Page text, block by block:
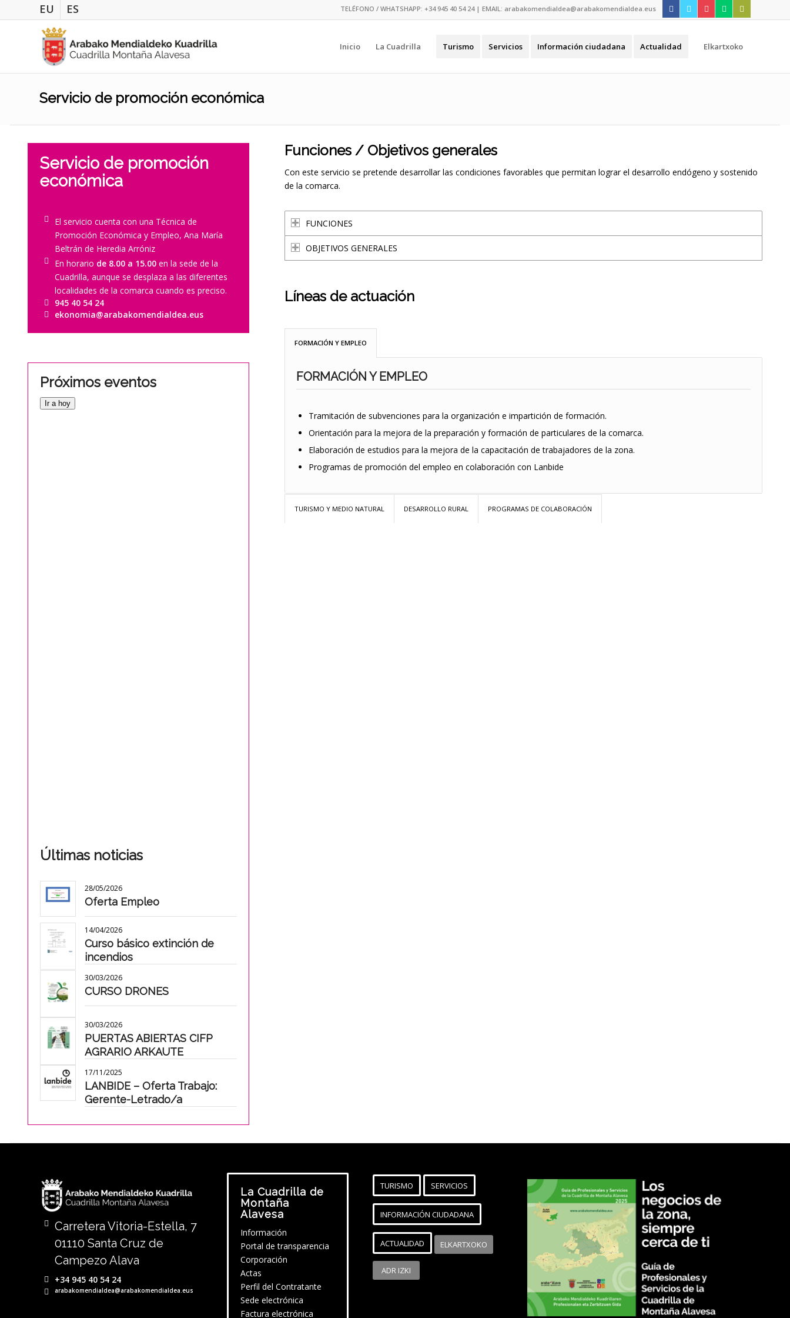
EU ES TELÉFONO / WHATSHAPP: +34 945 40 54 24| EMAIL: arabakomendialdea@arabakomendialdea.eus
Inicio La Cuadrilla Turismo Servicios Información ciudadana Actualidad Elkartxoko
Servicio de promoción económica
Servicio de promoción
económica
El servicio cuenta con una Técnica de
Promoción Económica y Empleo, Ana María
Beltrán de Heredia Arróniz
En horario de 8.00 a 15.00en la sede de la
Cuadrilla, aunque se desplaza a las diferentes
localidades de la comarca cuando es preciso.
945 40 54 24
ekonomia@arabakomendialdea.eus
Próximos eventos
Ir a hoy
Últimas noticias
28/05/2026
Oferta Empleo
14/04/2026
Curso básico extinción de
incendios
30/03/2026
CURSO DRONES
30/03/2026
PUERTAS ABIERTAS CIFP
AGRARIO ARKAUTE
17/11/2025
LANBIDE – Oferta Trabajo:
Gerente-Letrado/a
Funciones / Objetivos generales
Con este servicio se pretende desarrollar las condiciones favorables que permitan lograr el desarrollo endógeno y sostenido
de la comarca.
FUNCIONES
OBJETIVOS GENERALES
Líneas de actuación
FORMACIÓN Y EMPLEO
FORMACIÓN Y EMPLEO
Tramitación de subvenciones para la organización e impartición de formación.
Orientación para la mejora de la preparación y formación de particulares de la comarca.
Elaboración de estudios para la mejora de la capacitación de trabajadores de la zona.
Programas de promoción del empleo en colaboración con Lanbide
TURISMO Y MEDIO NATURAL DESARROLLO RURAL PROGRAMAS DE COLABORACIÓN
Carretera Vitoria-Estella, 7
01110 Santa Cruz de
Campezo Alava
+34 945 40 54 24
arabakomendialdea@arabakomendialdea.eus
La Cuadrilla de
Montaña
Alavesa
Información
Portal de transparencia
Corporación
Actas
Perfil del Contratante
Sede electrónica
Factura electrónica
TURISMO SERVICIOS
INFORMACIÓN CIUDADANA
ACTUALIDAD ELKARTXOKO
ADR IZKI